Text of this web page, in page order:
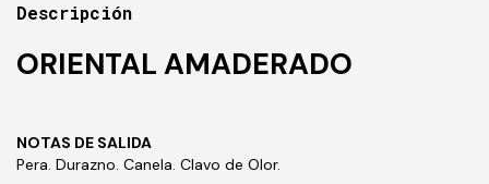
Descripción
ORIENTAL AMADERADO
NOTAS DE SALIDA
Pera. Durazno. Canela. Clavo de Olor.